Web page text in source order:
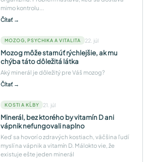
mimo kontrolu...
Čítať →
MOZOG, PSYCHIKA A VITALITA 22. júl
Mozog môže starnúť rýchlejšie, ak mu
chýba táto dôležitá látka
Aký minerál je dôležitý pre Váš mozog?
Čítať →
KOSTI A KĹBY 21. júl
Minerál, bez ktorého by vitamín D ani
vápnik nefungovali naplno
Keď sa hovorí o zdravých kostiach, väčšina ľudí
myslí na vápnik a vitamín D. Málokto vie, že
existuje ešte jeden minerál